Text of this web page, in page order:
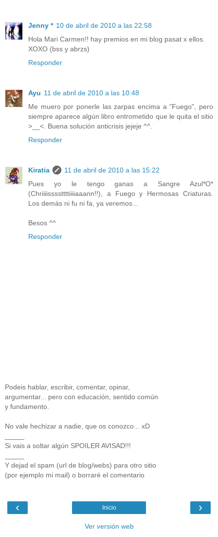
Jenny * 10 de abril de 2010 a las 22:58
Hola Mari Carmen!! hay premios en mi blog pasat x ellos.
XOXO (bss y abrzs)
Responder
Ayu 11 de abril de 2010 a las 10:48
Me muero por ponerle las zarpas encima a "Fuego", pero
siempre aparece algún libro entrometido que le quita el sitio
>__<. Buena solución anticrisis jejeje ^^.
Responder
Kiratia
11 de abril de 2010 a las 15:22
Pues yo le tengo ganas a Sangre Azul*O*
(Chriiiissssttttiiiiaaann!!), a Fuego y Hermosas Criaturas.
Los demás ni fu ni fa, ya veremos...
Besos ^^
Responder
Podeis hablar, escribir, comentar, opinar,
argumentar... pero con educación, sentido común
y fundamento.
No vale hechizar a nadie, que os conozco... xD
Si vais a soltar algún SPOILER AVISAD!!!
Y dejad el spam (url de blog/webs) para otro sitio
(por ejemplo mi mail) o borraré el comentario
‹ ›
Inicio
Ver versión web